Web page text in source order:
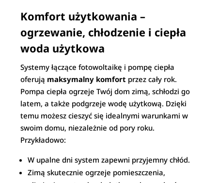
Komfort użytkowania –
ogrzewanie, chłodzenie i ciepła
woda użytkowa
Systemy łączące fotowoltaikę i pompę ciepła
oferują maksymalny komfort przez cały rok.
Pompa ciepła ogrzeje Twój dom zimą, schłodzi go
latem, a także podgrzeje wodę użytkową. Dzięki
temu możesz cieszyć się idealnymi warunkami w
swoim domu, niezależnie od pory roku.
Przykładowo:
W upalne dni system zapewni przyjemny chłód.
Zimą skutecznie ogrzeje pomieszczenia,